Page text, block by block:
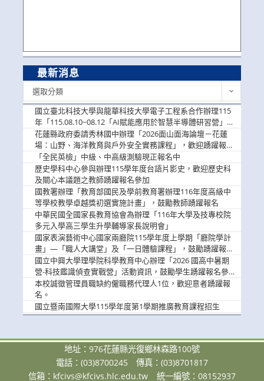
最新消息
選取分類
國立臺北科技大學與龍華科技大學電子工程系合作辦理115
年「115.08.10~08.12「AI賦能應用於智慧半導體研習營」，
歡迎學生踴躍報名參加
花蓮縣政府委請秀林國中辦理「2026面山面海論壇－花蓮
場：山野、海洋教育與戶外安全實務課程」，歡迎踴躍報名
參加
「全民英檢」中級、中高級測驗現正報名中
歷史學科中心參與辦理115學年度台語片影史，歡迎歷史科
及關心本議題之教師踴躍報名參加
國教署辦理「教育部國民及學前教育署辦理116年度高級中
等學校教學卓越獎初選實施計畫」，鼓勵教師踴躍報名
中華民國全國家長教育協會為辦理「116年大學及技專校院
多元入學高三學生升學輔導家長說明會」
國家表演藝術中心國家兩廳院115學年度上學期「廳院學計
畫」—「職人大講堂」及「一日體驗課程」，鼓勵踴躍報名
參與。
國立中興大學理學院科學教育中心辦理「2026 國高中暑期
營-科技鑑識偵查實戰營」活動資訊，鼓勵學生踴躍報名參
加。
本校誠徵管理員職缺約僱職務代理人1位，歡迎意者踴躍報
名。
國立暨南國際大學115學年度第1學期推廣教育課程招生
地址：976花蓮縣光復鄉林森路100號
電話：(03)8700245
傳真：(03)8701817
信箱： kfcivs@kfcivs.hlc.edu.tw 統一編號：08152937